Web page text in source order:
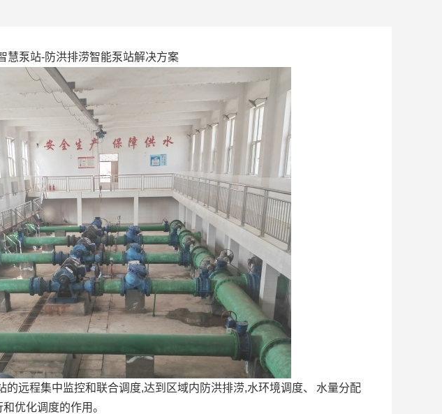
慧泵站-防洪排涝智能泵站解决方案
的远程集中监控和联合调度,达到区域内防洪排涝,水环境调度、
水量分配
优化调度的作用。